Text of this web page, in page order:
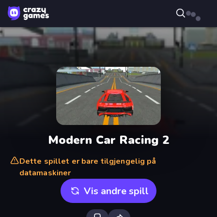
Modern Car Racing 2
Dette spillet er bare tilgjengelig på
datamaskiner
Vis andre spill